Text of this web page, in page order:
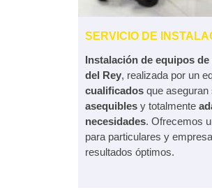
SERVICIO DE
Instalación de equipos
del Rey, realizada por un
cualificados que
asequibles y totalmente
necesidades. Ofrecemos
para particulares y
resultados óptimos.